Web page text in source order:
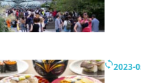
ちょっと気になるネットの話題
2023-